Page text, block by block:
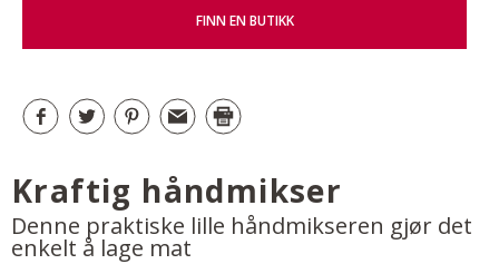
FINN EN BUTIKK
Kraftig håndmikser
Denne praktiske lille håndmikseren gjør det
enkelt å lage mat